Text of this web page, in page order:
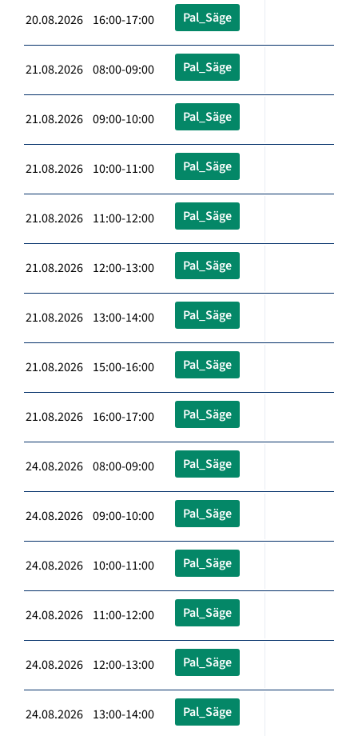
20.08.2026 16:00-17:00 Pal_Säge
21.08.2026 08:00-09:00 Pal_Säge
21.08.2026 09:00-10:00 Pal_Säge
21.08.2026 10:00-11:00 Pal_Säge
21.08.2026 11:00-12:00 Pal_Säge
21.08.2026 12:00-13:00 Pal_Säge
21.08.2026 13:00-14:00 Pal_Säge
21.08.2026 15:00-16:00 Pal_Säge
21.08.2026 16:00-17:00 Pal_Säge
24.08.2026 08:00-09:00 Pal_Säge
24.08.2026 09:00-10:00 Pal_Säge
24.08.2026 10:00-11:00 Pal_Säge
24.08.2026 11:00-12:00 Pal_Säge
24.08.2026 12:00-13:00 Pal_Säge
24.08.2026 13:00-14:00 Pal_Säge